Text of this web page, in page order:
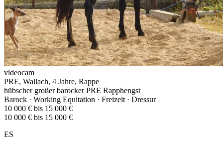
videocam
PRE, Wallach, 4 Jahre, Rappe
hübscher großer barocker PRE Rapphengst
Barock · Working Equitation · Freizeit · Dressur
10 000 € bis 15 000 €
10 000 € bis 15 000 €
ES